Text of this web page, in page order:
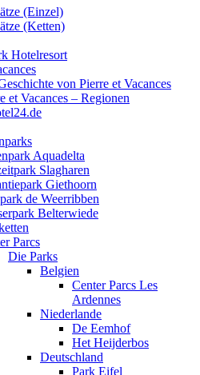
(Einzel)
(Ketten)
Hotelresort
von Pierre et Vacances
et Vacances – Regionen
Aquadelta
Slagharen
Giethoorn
de Weerribben
Belterwiede
Parcs
Die Parks
Belgien
Center Parcs Les
Ardennes
Niederlande
De Eemhof
Het Heijderbos
Deutschland
Park Eifel